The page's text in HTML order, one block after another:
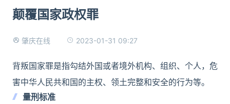
颠覆国家政权罪
肇庆在线 2023-01-31 09:27
背叛国家罪是指勾结外国或者境外机构、组织、个人，危
害中华人民共和国的主权、领土完整和安全的行为等。
量刑标准